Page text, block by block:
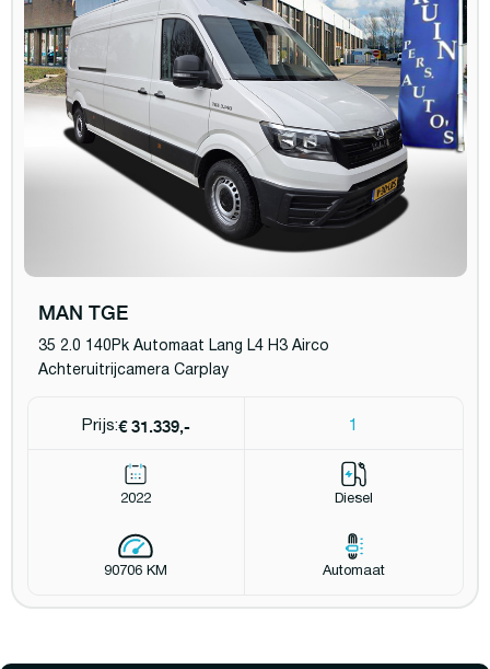
MAN TGE
35 2.0 140Pk Automaat Lang L4 H3 Airco
Achteruitrijcamera Carplay
Prijs:€ 31.339,- 1
2022 Diesel
90706 KM Automaat